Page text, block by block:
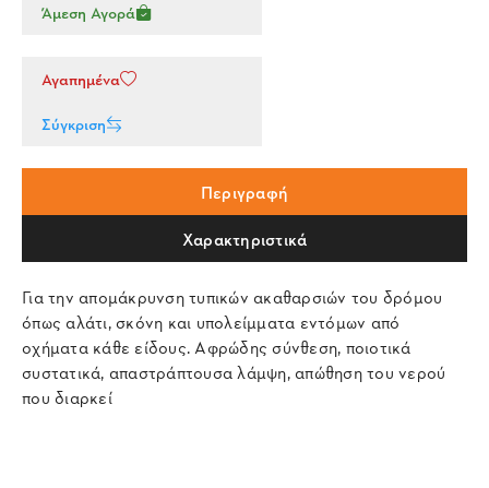
Άμεση Αγορά
Αγαπημένα
Σύγκριση
Περιγραφή
Χαρακτηριστικά
Για την απομάκρυνση τυπικών ακαθαρσιών του δρόμου
όπως αλάτι, σκόνη και υπολείμματα εντόμων από
οχήματα κάθε είδους. Αφρώδης σύνθεση, ποιοτικά
συστατικά, απαστράπτουσα λάμψη, απώθηση του νερού
που διαρκεί